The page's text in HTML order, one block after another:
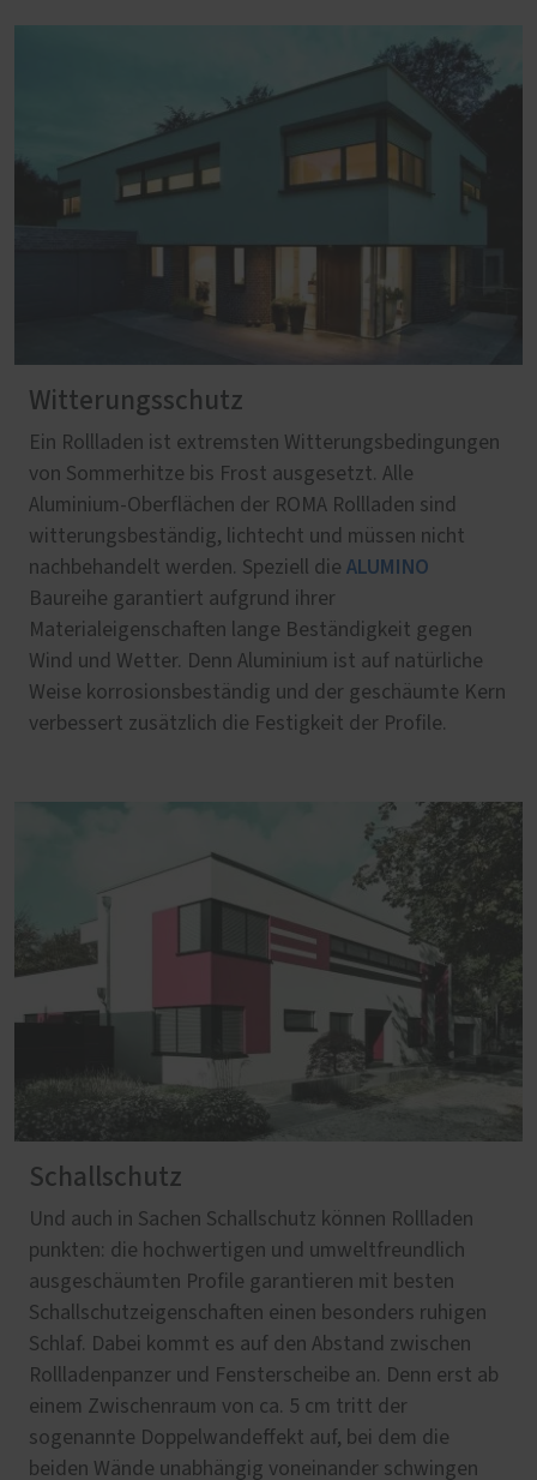
Witterungsschutz
Ein Rollladen ist extremsten Witterungsbedingungen
von Sommerhitze bis Frost ausgesetzt. Alle
Aluminium-Oberflächen der ROMA Rollladen sind
witterungsbeständig, lichtecht und müssen nicht
nachbehandelt werden. Speziell die ALUMINO
Baureihe garantiert aufgrund ihrer
Materialeigenschaften lange Beständigkeit gegen
Wind und Wetter. Denn Aluminium ist auf natürliche
Weise korrosionsbeständig und der geschäumte Kern
verbessert zusätzlich die Festigkeit der Profile.
Schallschutz
Und auch in Sachen Schallschutz können Rollladen
punkten: die hochwertigen und umweltfreundlich
ausgeschäumten Profile garantieren mit besten
Schallschutzeigenschaften einen besonders ruhigen
Schlaf. Dabei kommt es auf den Abstand zwischen
Rollladenpanzer und Fensterscheibe an. Denn erst ab
einem Zwischenraum von ca. 5 cm tritt der
sogenannte Doppelwandeffekt auf, bei dem die
beiden Wände unabhängig voneinander schwingen